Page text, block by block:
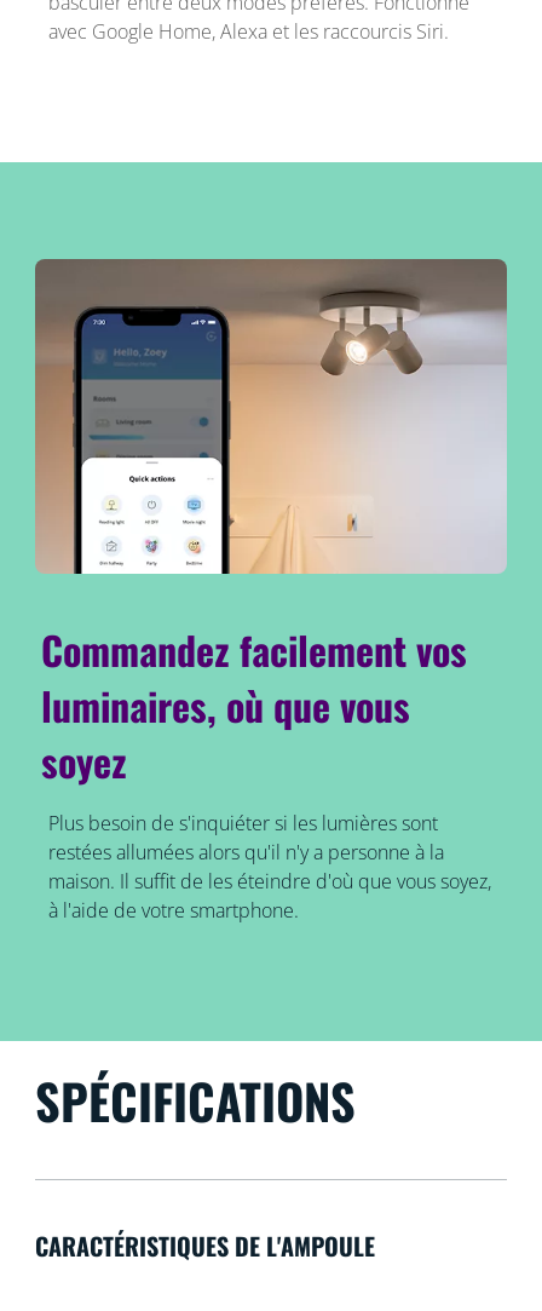
avec Google Home, Alexa et les raccourcis Siri.
Commandez facilement vos
luminaires, où que vous
soyez
Plus besoin de s'inquiéter si les lumières sont
restées allumées alors qu'il n'y a personne à la
maison. Il suffit de les éteindre d'où que vous soyez,
à l'aide de votre smartphone.
SPÉCIFICATIONS
CARACTÉRISTIQUES DE L'AMPOULE